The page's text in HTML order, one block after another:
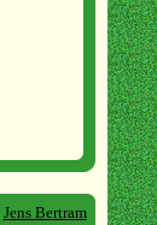
Jens Bertram